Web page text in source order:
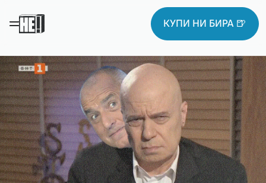
КУПИ НИ БИРА 🍺